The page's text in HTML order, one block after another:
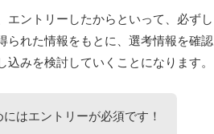
エントリーしたからといって、必ずし
られた情報をもとに、選考情報を確認
みを検討していくことになります。
はエントリーが必須です！